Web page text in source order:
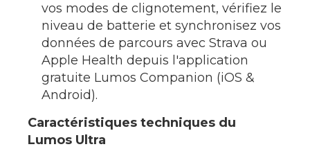
vos modes de clignotement, vérifiez le
niveau de batterie et synchronisez vos
données de parcours avec Strava ou
Apple Health depuis l'application
gratuite Lumos Companion (iOS &
Android).
Caractéristiques techniques du
Lumos Ultra